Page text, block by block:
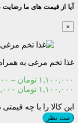
آیا از قیمت های ما رضایت
×
غذا تخم مرغی به
۱,۱۰۰,۰۰۰ تومان –
۱,۱۰۰,۰۰۰ تومان through ۵,۰۰۰,۰۰۰ تومان
این کالا را با چه قیمتی
ثبت نظر